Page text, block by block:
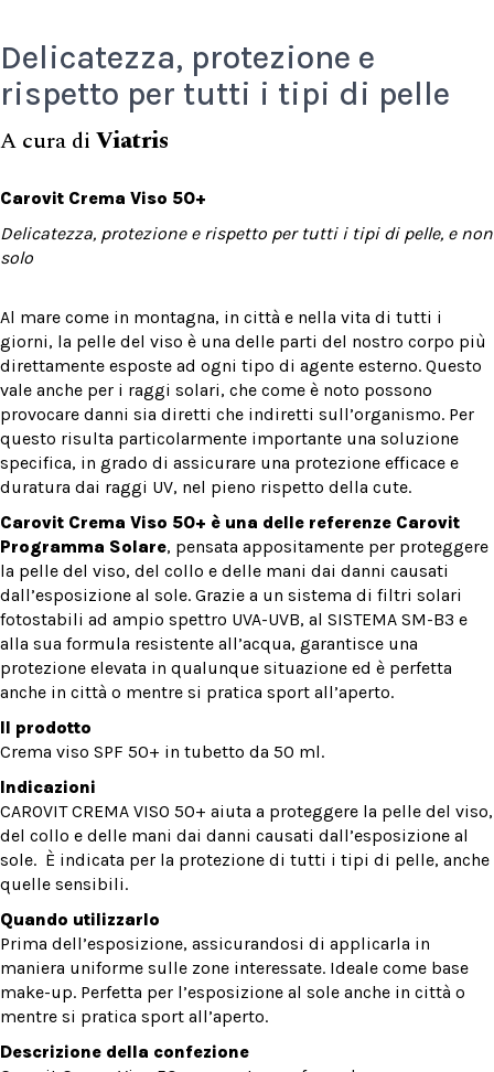
Delicatezza, protezione e
rispetto per tutti i tipi di pelle
A cura di Viatris
Carovit Crema Viso 50+
Delicatezza, protezione e rispetto per tutti i tipi di pelle, e non
solo
Al mare come in montagna, in città e nella vita di tutti i
giorni, la pelle del viso è una delle parti del nostro corpo più
direttamente esposte ad ogni tipo di agente esterno. Questo
vale anche per i raggi solari, che come è noto possono
provocare danni sia diretti che indiretti sull’organismo. Per
questo risulta particolarmente importante una soluzione
specifica, in grado di assicurare una protezione efficace e
duratura dai raggi UV, nel pieno rispetto della cute.
Carovit Crema Viso 50+ è una delle referenze Carovit
Programma Solare, pensata appositamente per proteggere
la pelle del viso, del collo e delle mani dai danni causati
dall’esposizione al sole. Grazie a un sistema di filtri solari
fotostabili ad ampio spettro UVA-UVB, al SISTEMA SM-B3 e
alla sua formula resistente all’acqua, garantisce una
protezione elevata in qualunque situazione ed è perfetta
anche in città o mentre si pratica sport all’aperto.
Il prodotto
Crema viso SPF 50+ in tubetto da 50 ml.
Indicazioni
CAROVIT CREMA VISO 50+ aiuta a proteggere la pelle del viso,
del collo e delle mani dai danni causati dall’esposizione al
sole. È indicata per la protezione di tutti i tipi di pelle, anche
quelle sensibili.
Quando utilizzarlo
Prima dell’esposizione, assicurandosi di applicarla in
maniera uniforme sulle zone interessate. Ideale come base
make-up. Perfetta per l’esposizione al sole anche in città o
mentre si pratica sport all’aperto.
Descrizione della confezione